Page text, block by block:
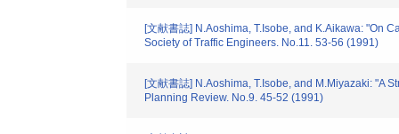
[文献書誌] N.Aoshima, T.Isobe, and K.Aikawa: "On
Society of Traffic Engineers. No.11. 53-56 (1991)
[文献書誌] N.Aoshima, T.Isobe, and M.Miyazaki: "A
Planning Review. No.9. 45-52 (1991)